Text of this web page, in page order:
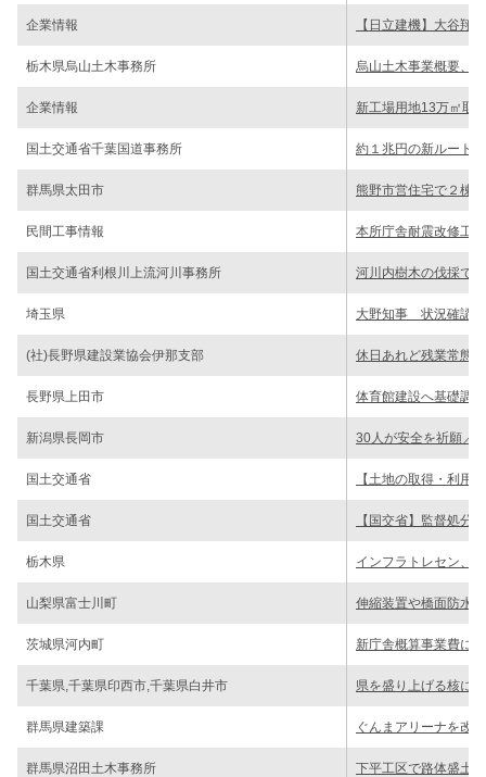
企業情報 【日立建機】大谷翔
栃木県烏山土木事務所 烏山土木事業概要、
企業情報 新工場用地13万㎡取
国土交通省千葉国道事務所 約１兆円の新ルート
群馬県太田市 熊野市営住宅で２棟
民間工事情報 本所庁舎耐震改修工
国土交通省利根川上流河川事務所 河川内樹木の伐採で
埼玉県 大野知事 状況確認
(社)長野県建設業協会伊那支部 休日あれど残業常態
長野県上田市 体育館建設へ基礎調
新潟県長岡市 30人が安全を祈願／
国土交通省 【土地の取得・利用
国土交通省 【国交省】監督処分
栃木県 インフラトレセン、
山梨県富士川町 伸縮装置や橋面防水
茨城県河内町 新庁舎概算事業費に
千葉県,千葉県印西市,千葉県白井市 県を盛り上げる核に
群馬県建築課 ぐんまアリーナを改
群馬県沼田土木事務所 下平工区で路体盛土